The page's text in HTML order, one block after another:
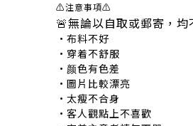
⚠注意事項⚠
🚨無論以自取或郵寄，
•布料不好 •
•穿着不舒服 •
•颜色有色差 •
•圖片比較漂亮
•太瘦不合身 •不
•客人觀點上不喜歡